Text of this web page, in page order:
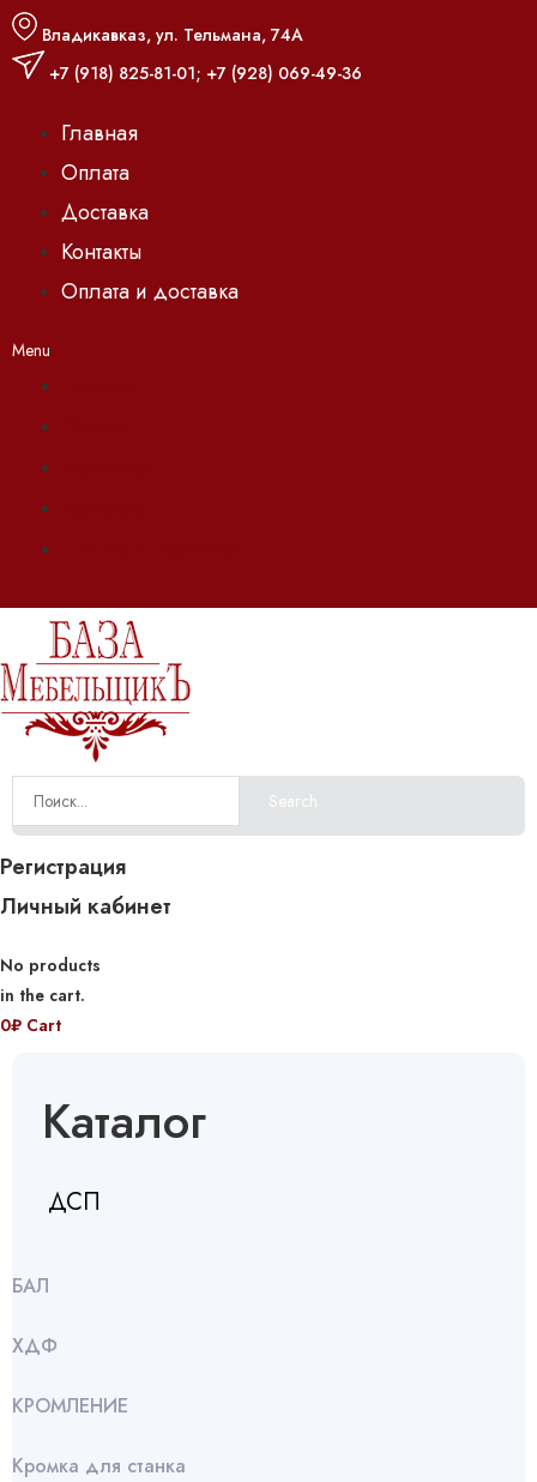
Владикавказ, ул. Тельмана, 74А
+7 (918) 825-81-01; +7 (928) 069-49-36
Главная
Оплата
Доставка
Контакты
Оплата и доставка
Menu
Search
Регистрация
Личный кабинет
No products
in the cart.
0₽ Cart
Каталог
ДСП
БАЛ
ХДФ
КРОМЛЕНИЕ
Кромка для станка